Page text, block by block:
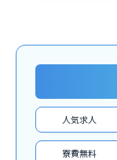
人気求人
寮費無料